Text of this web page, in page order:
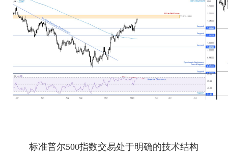
标准普尔500指数交易处于明确的技术结构